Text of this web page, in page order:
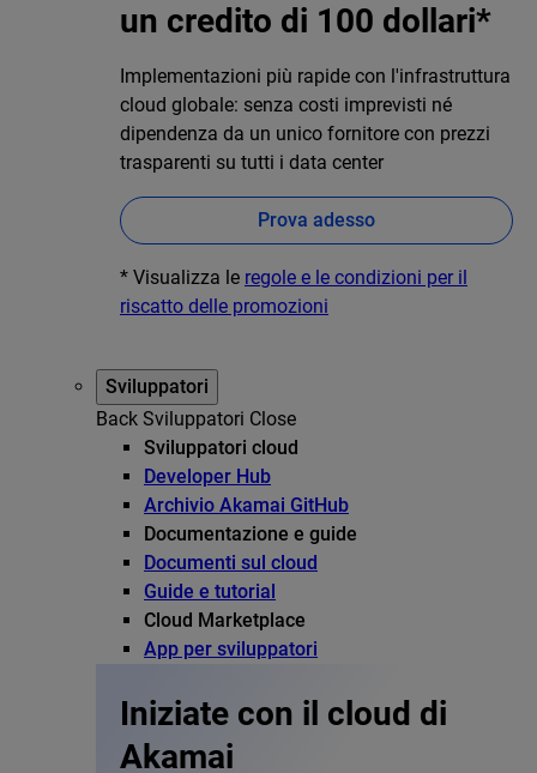
un credito di 100 dollari*
Implementazioni più rapide con l'infrastruttura
cloud globale: senza costi imprevisti né
dipendenza da un unico fornitore con prezzi
trasparenti su tutti i data center
Prova adesso
* Visualizza le regole e le condizioni per il
riscatto delle promozioni
Sviluppatori
Back Sviluppatori Close
Sviluppatori cloud
Developer Hub
Archivio Akamai GitHub
Documentazione e guide
Documenti sul cloud
Guide e tutorial
Cloud Marketplace
App per sviluppatori
Iniziate con il cloud di
Akamai